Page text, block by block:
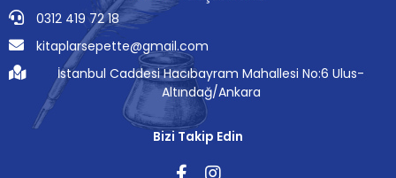
0312 419 72 18
kitaplarsepette@gmail.com
İstanbul Caddesi Hacıbayram Mahallesi No:6 Ulus-
Altındağ/Ankara
Bizi Takip Edin